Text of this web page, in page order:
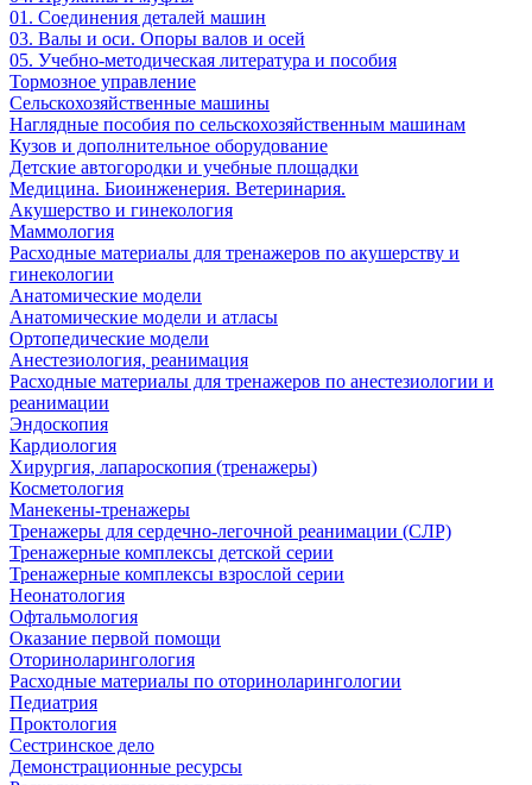
01. Соединения деталей машин
03. Валы и оси. Опоры валов и осей
05. Учебно-методическая литература и пособия
Тормозное управление
Сельскохозяйственные машины
Наглядные пособия по сельскохозяйственным машинам
Кузов и дополнительное оборудование
Детские автогородки и учебные площадки
Медицина. Биоинженерия. Ветеринария.
Акушерство и гинекология
Маммология
Расходные материалы для тренажеров по акушерству и
гинекологии
Анатомические модели
Анатомические модели и атласы
Ортопедические модели
Анестезиология, реанимация
Расходные материалы для тренажеров по анестезиологии и
реанимации
Эндоскопия
Кардиология
Хирургия, лапароскопия (тренажеры)
Косметология
Манекены-тренажеры
Тренажеры для сердечно-легочной реанимации (СЛР)
Тренажерные комплексы детской серии
Тренажерные комплексы взрослой серии
Неонатология
Офтальмология
Оказание первой помощи
Оториноларингология
Расходные материалы по оториноларингологии
Педиатрия
Проктология
Сестринское дело
Демонстрационные ресурсы